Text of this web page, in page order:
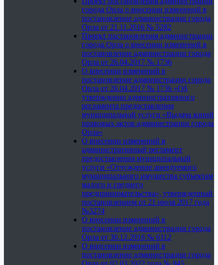
города Орла о внесении изменений в
постановление администрации города
Орла от 21.11.2016 № 5282
Проект постановления администрации
города Орла о внесении изменений в
постановление администрации города
Орла от 26.04.2017 № 1736
О внесении изменений в
постановление администрации города
Орла от 26.04.2017 № 1736 «Об
утверждении административного
регламента предоставления
муниципальной услуги «Выдача копий
правовых актов администрации города
Орла»
О внесении изменений в
административный регламент
предоставления муниципальной
услуги «Отчуждение арендуемого
муниципального имущества субъектам
малого и среднего
предпринимательства», утвержденный
постановлением от 21 июля 2017 года
№3274
О внесении изменений в
постановление администрации города
Орла от 30.12.2016 № 6112
О внесении изменений в
постановление администрации города
Орла от 02.03.2022 года № 945